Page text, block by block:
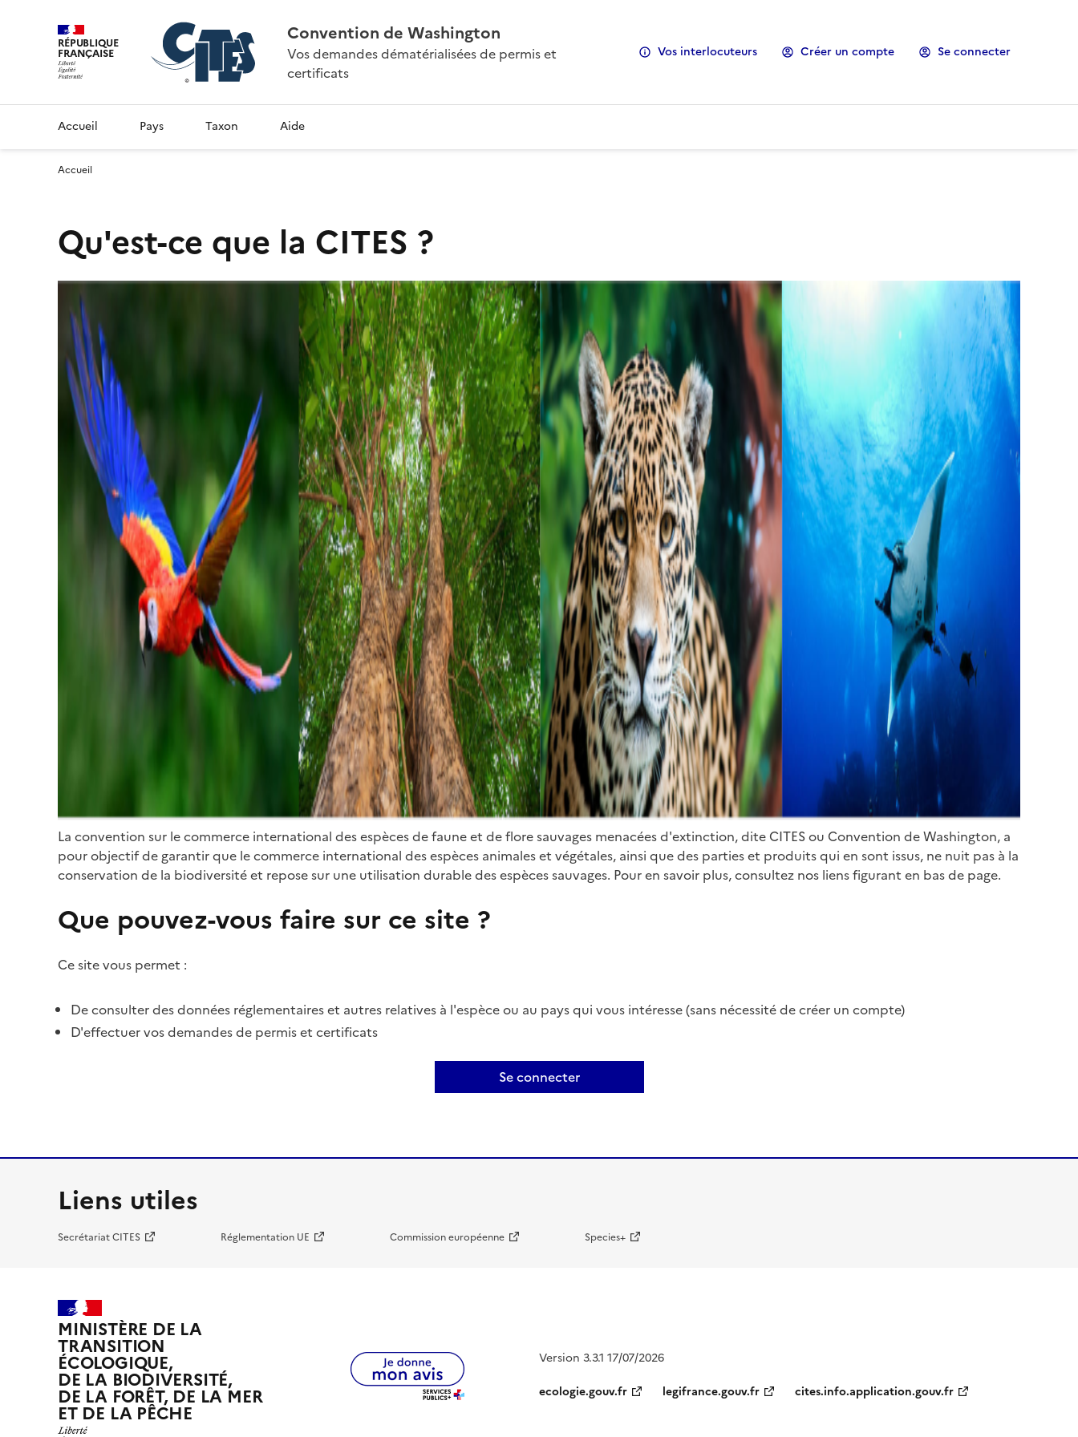
RÉPUBLIQUE
FRANÇAISE
Convention de Washington
Vos demandes dématérialisées de permis et
certificats
Vos interlocuteurs Créer un compte Se connecter
Accueil Pays Taxon Aide
Accueil
Qu'est-ce que la CITES ?
La convention sur le commerce international des espèces de faune et de flore sauvages menacées d'extinction, dite CITES ou Convention de Washington, a
pour objectif de garantir que le commerce international des espèces animales et végétales, ainsi que des parties et produits qui en sont issus, ne nuit pas à la
conservation de la biodiversité et repose sur une utilisation durable des espèces sauvages. Pour en savoir plus, consultez nos liens figurant en bas de page.
Que pouvez-vous faire sur ce site ?
Ce site vous permet :
De consulter des données réglementaires et autres relatives à l'espèce ou au pays qui vous intéresse (sans nécessité de créer un compte)
D'effectuer vos demandes de permis et certificats
Se connecter
Liens utiles
Secrétariat CITES Réglementation UE Commission européenne Species+
MINISTÈRE DE LA
TRANSITION
ÉCOLOGIQUE,
DE LA BIODIVERSITÉ,
DE LA FORÊT, DE LA MER
ET DE LA PÊCHE
Version 3.3.1 17/07/2026
ecologie.gouv.fr
legifrance.gouv.fr cites.info.application.gouv.fr